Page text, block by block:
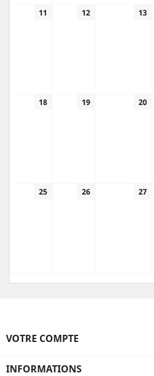
11 12 13
18 19 20
25 26 27
VOTRE COMPTE
INFORMATIONS